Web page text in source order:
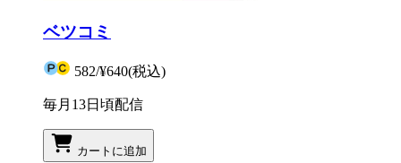
ベツコミ
582/¥640(税込)
毎月13日頃配信
カートに追加